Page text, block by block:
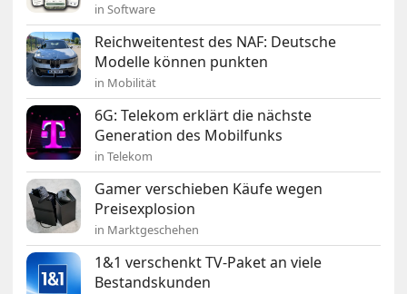
in Software
Reichweitentest des NAF: Deutsche
Modelle können punkten
in Mobilität
6G: Telekom erklärt die nächste
Generation des Mobilfunks
in Telekom
Gamer verschieben Käufe wegen
Preisexplosion
in Marktgeschehen
1&1 verschenkt TV-Paket an viele
Bestandskunden